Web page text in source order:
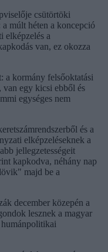
csütörtöki
múlt héten a koncepció
elképzelés a
van, ez okozza
a kormány felsőoktatási
egy kicsi ebből és
egységes nem
és a
elképzeléseknek a
jellegzetességeit
kapkodva, néhány nap
majd be a
december közepén a
lesznek a magyar